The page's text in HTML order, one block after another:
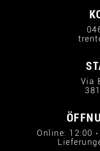
Via
Online: 12:00